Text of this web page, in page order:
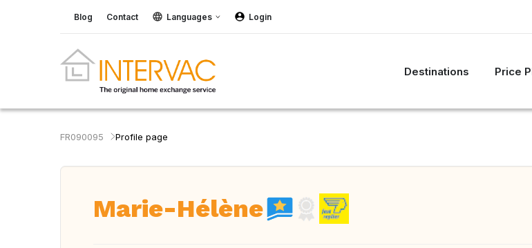
Blog Contact Languages Login
Destinations Price
FR090095 Profile page
Marie-Hélène